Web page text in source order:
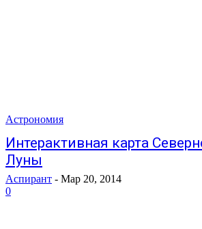
Астрономия
Интерактивная карта
Луны
Аспирант - Мар 20, 2014
0